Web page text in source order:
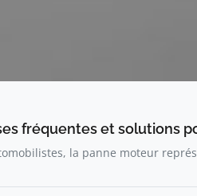
fréquentes et solutions
la panne moteur